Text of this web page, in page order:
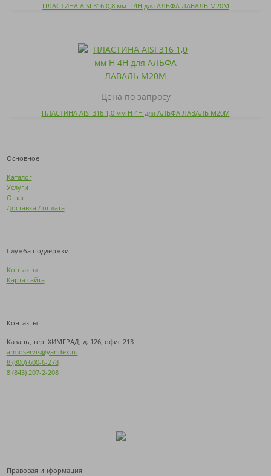
ПЛАСТИНА AISI 316 0,8 мм L 4H для АЛЬФА ЛАВАЛЬ M20M
Цена по запросу
ПЛАСТИНА AISI 316 1,0 мм H 4H для АЛЬФА ЛАВАЛЬ M20M
Основное
Каталог
Услуги
О нас
Доставка / оплата
Служба поддержки
Контакты
Карта сайта
Контакты
Казань, тер. ХИМГРАД, д. 126, офис 213
armoservis@yandex.ru
8 (800) 600-6-278
8 (843) 207-2-208
Правовая информация